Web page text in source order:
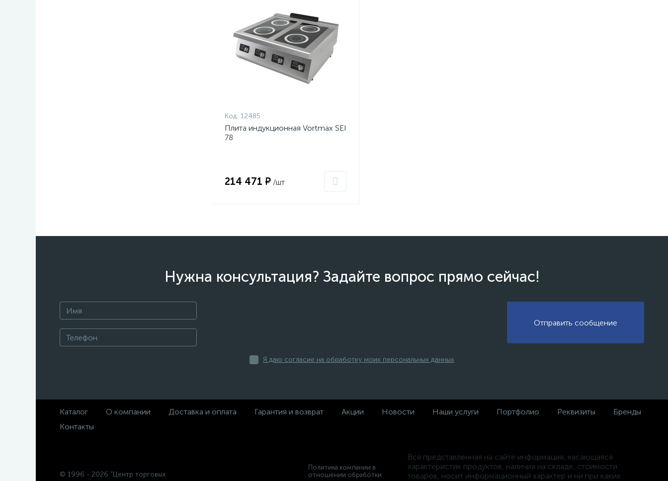
Код: 12485
Плита индукционная Vortmax SEI
78
214 471 ₽ /шт
Нужна консультация? Задайте вопрос прямо сейчас!
Отправить сообщение
Я даю согласие на обработку моих персональных данных
Каталог О компании Доставка и оплата Гарантия и возврат Акции Новости Наши услуги Портфолио Реквизиты
Бренды
Контакты
© 1996 - 2026 "Центр торговых
Политика компании в
отношении обработки
Вся представленная на сайте информация, касающаяся
характеристик продуктов, наличия на складе, стоимости
товаров, носит информационный характер и ни при каких